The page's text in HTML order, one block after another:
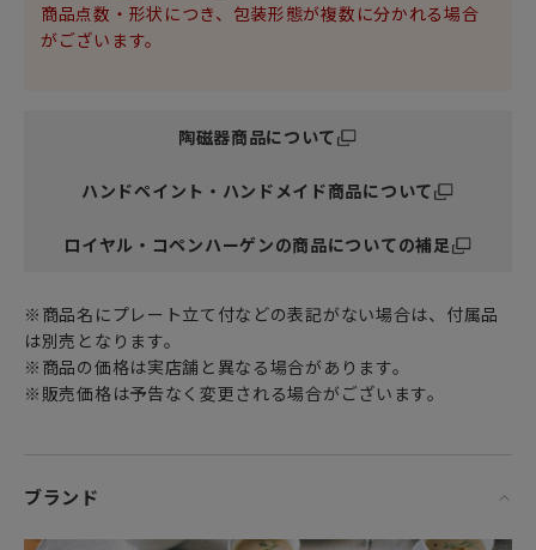
商品点数・形状につき、包装形態が複数に分かれる場合
がございます。
陶磁器商品について
ハンドペイント・ハンドメイド商品について
ロイヤル・コペンハーゲンの商品についての補足
※商品名にプレート立て付などの表記がない場合は、付属品
は別売となります。
※商品の価格は実店舗と異なる場合があります。
※販売価格は予告なく変更される場合がございます。
ブランド